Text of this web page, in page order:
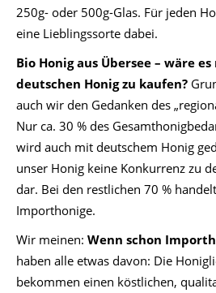
250g- oder 500g-Glas. Für jeden
eine Lieblingssorte dabei.
Bio Honig aus Übersee – wäre
deutschen Honig zu kaufen?
auch wir den Gedanken des
Nur ca. 30 % des
wird auch mit deutschem Honig
unser Honig keine Konkurrenz zu
dar. Bei den restlichen 70 %
Importhonige.
Wir meinen: Wenn schon
haben alle etwas davon: Die
bekommen einen köstlichen,